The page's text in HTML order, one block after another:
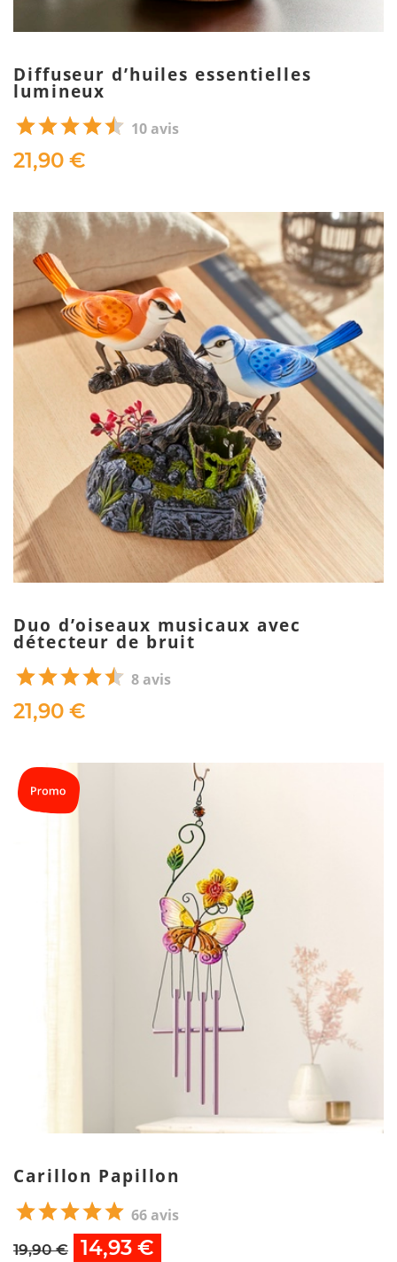
Diffuseur d’huiles essentielles
lumineux
10 avis
21,90 €
Duo d’oiseaux musicaux avec
détecteur de bruit
8 avis
21,90 €
Carillon Papillon
66 avis
19,90 € 14,93 €